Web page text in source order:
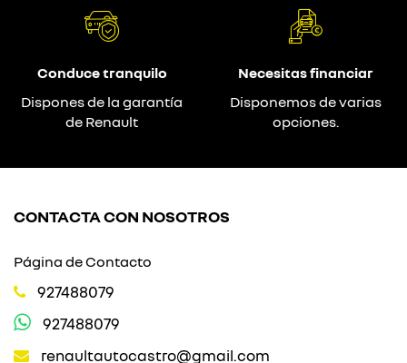
Conduce tranquilo
Dispones de la garantía
de Renault
Necesitas financiar
Disponemos de varias
opciones.
CONTACTA CON NOSOTROS
Página de Contacto
927488079
927488079
renaultautocastro@gmail.com